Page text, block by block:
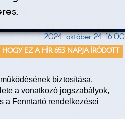
2024. október 24. 16:00
HOGY EZ A HÍR 653 NAPJA ÍRÓDOTT
biztosítása,
a vonatkozó jogszabályok,
a Fenntartó rendelkezései